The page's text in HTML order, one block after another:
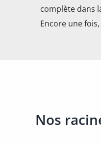
complète dans
Encore une
Nos